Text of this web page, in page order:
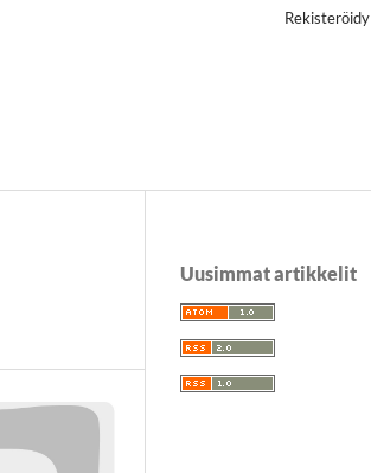
Rekisteröidy
Uusimmat artikkelit